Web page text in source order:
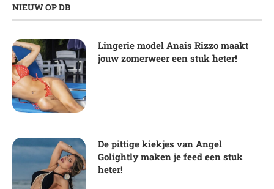
NIEUW OP DB
Lingerie model Anais Rizzo maakt
jouw zomerweer een stuk heter!
De pittige kiekjes van Angel
Golightly maken je feed een stuk
heter!